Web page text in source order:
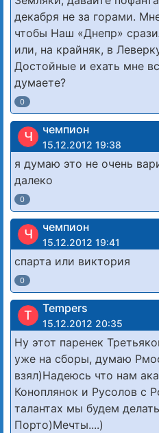
декабря не за горами.
чтобы Наш «Днепр»
или, на крайняк, в
Достойные и ехать мне
думаете?
0
Ч чемпион
15.12.2012 19:38
я думаю это не очень
далеко
0
Ч чемпион
15.12.2012 19:41
спарта или виктория
0
T Tempers
15.12.2012 20:35
Ну этот паренек
уже на сборы, думаю
взял)Надеюсь что нам
Коноплянок и Русолов с
талантах мы будем
Порто)Мечты....)